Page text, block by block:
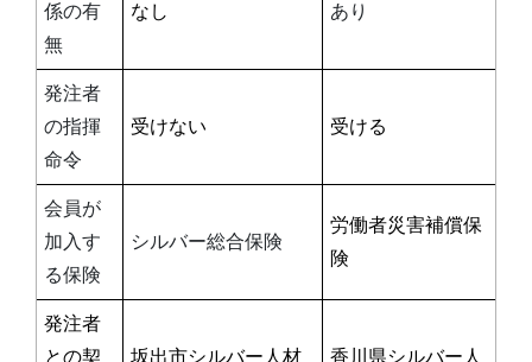
係の有
無
なし あり
発注者
の指揮
命令
受けない 受ける
会員が
加入す
る保険
シルバー総合保険
労働者災害補償保
険
発注者
との契
坂出市シルバー人材
香川県シルバー人